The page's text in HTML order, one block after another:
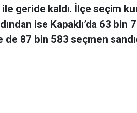
ile geride kaldı. İlçe seçim
ise Kapaklı’da 63
de 87 bin 583 seçmen